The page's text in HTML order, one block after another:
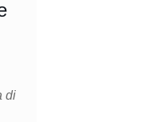
di